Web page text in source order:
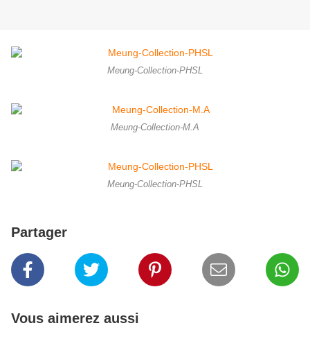
Meung-Collection-PHSL
Meung-Collection-M.A
Meung-Collection-PHSL
Partager
Vous aimerez aussi